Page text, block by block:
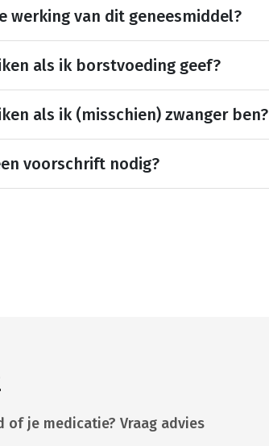
werking van dit geneesmiddel?
als ik borstvoeding geef?
als ik (misschien) zwanger ben?
voorschrift nodig?
of je medicatie? Vraag advies